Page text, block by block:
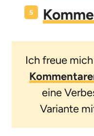
Ich freue
eine
Variante